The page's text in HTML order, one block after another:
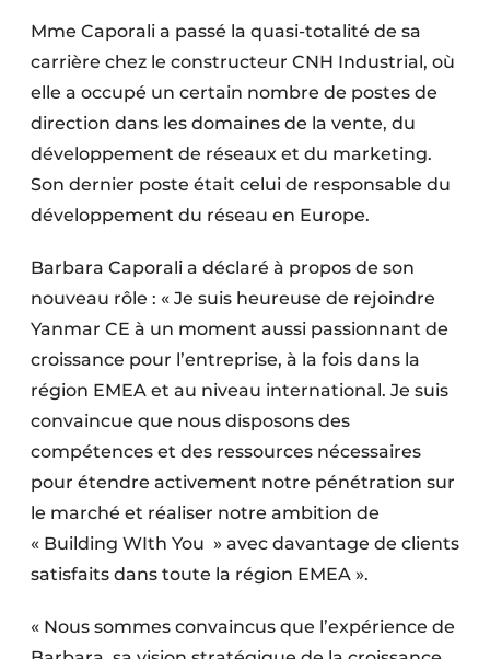
Mme Caporali a passé la quasi-totalité de sa
carrière chez le constructeur CNH Industrial, où
elle a occupé un certain nombre de postes de
direction dans les domaines de la vente, du
développement de réseaux et du marketing.
Son dernier poste était celui de responsable du
développement du réseau en Europe.
Barbara Caporali a déclaré à propos de son
nouveau rôle : « Je suis heureuse de rejoindre
Yanmar CE à un moment aussi passionnant de
croissance pour l’entreprise, à la fois dans la
région EMEA et au niveau international. Je suis
convaincue que nous disposons des
compétences et des ressources nécessaires
pour étendre activement notre pénétration sur
le marché et réaliser notre ambition de
« Building WIth You » avec davantage de clients
satisfaits dans toute la région EMEA ».
« Nous sommes convaincus que l’expérience de